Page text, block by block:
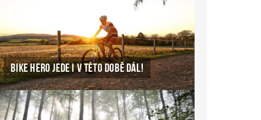
BIKE HERO JEDE I V TÉTO DOBĚ DÁL!